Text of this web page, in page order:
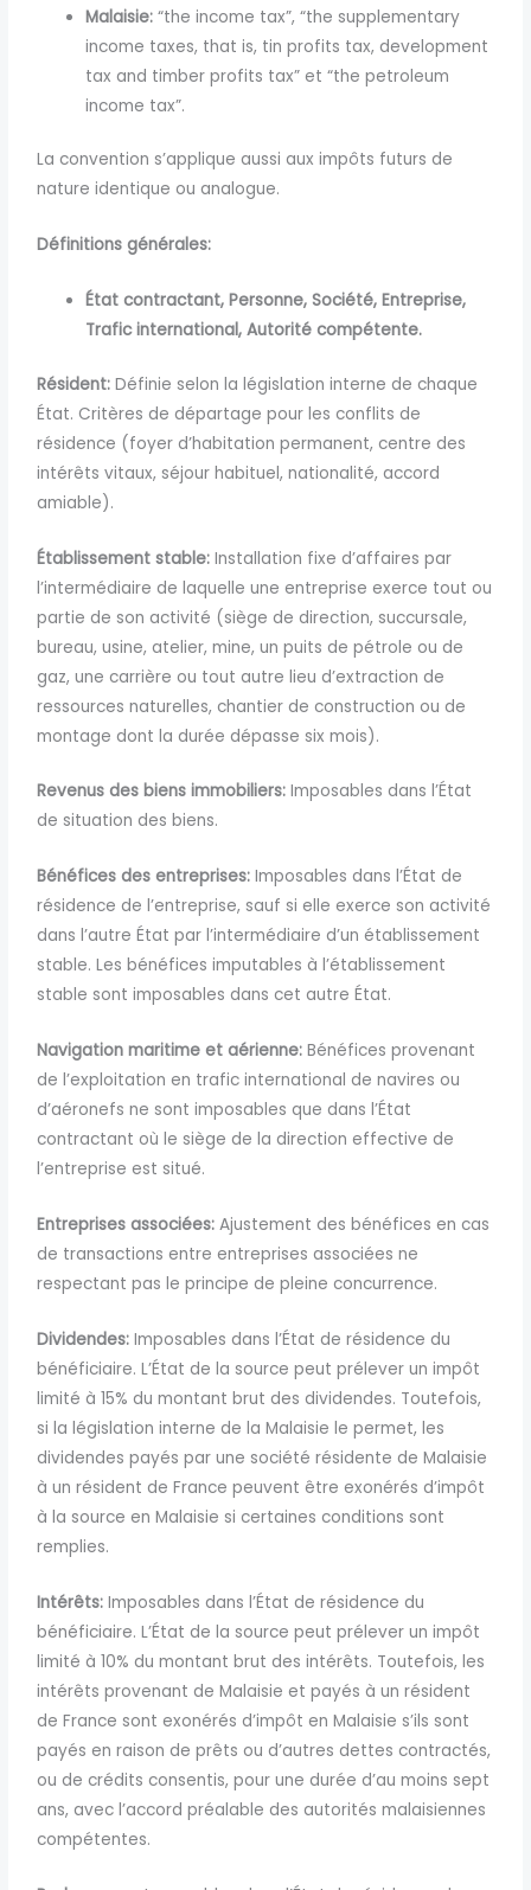
Malaisie: “the income tax”, “the supplementary
income taxes, that is, tin profits tax, development
tax and timber profits tax” et “the petroleum
income tax”.
La convention s’applique aussi aux impôts futurs de
nature identique ou analogue.
Définitions générales:
État contractant, Personne, Société, Entreprise,
Trafic international, Autorité compétente.
Résident: Définie selon la législation interne de chaque
État. Critères de départage pour les conflits de
résidence (foyer d’habitation permanent, centre des
intérêts vitaux, séjour habituel, nationalité, accord
amiable).
Établissement stable: Installation fixe d’affaires par
l’intermédiaire de laquelle une entreprise exerce tout ou
partie de son activité (siège de direction, succursale,
bureau, usine, atelier, mine, un puits de pétrole ou de
gaz, une carrière ou tout autre lieu d’extraction de
ressources naturelles, chantier de construction ou de
montage dont la durée dépasse six mois).
Revenus des biens immobiliers: Imposables dans l’État
de situation des biens.
Bénéfices des entreprises: Imposables dans l’État de
résidence de l’entreprise, sauf si elle exerce son activité
dans l’autre État par l’intermédiaire d’un établissement
stable. Les bénéfices imputables à l’établissement
stable sont imposables dans cet autre État.
Navigation maritime et aérienne: Bénéfices provenant
de l’exploitation en trafic international de navires ou
d’aéronefs ne sont imposables que dans l’État
contractant où le siège de la direction effective de
l’entreprise est situé.
Entreprises associées: Ajustement des bénéfices en cas
de transactions entre entreprises associées ne
respectant pas le principe de pleine concurrence.
Dividendes: Imposables dans l’État de résidence du
bénéficiaire. L’État de la source peut prélever un impôt
limité à 15% du montant brut des dividendes. Toutefois,
si la législation interne de la Malaisie le permet, les
dividendes payés par une société résidente de Malaisie
à un résident de France peuvent être exonérés d’impôt
à la source en Malaisie si certaines conditions sont
remplies.
Intérêts: Imposables dans l’État de résidence du
bénéficiaire. L’État de la source peut prélever un impôt
limité à 10% du montant brut des intérêts. Toutefois, les
intérêts provenant de Malaisie et payés à un résident
de France sont exonérés d’impôt en Malaisie s’ils sont
payés en raison de prêts ou d’autres dettes contractés,
ou de crédits consentis, pour une durée d’au moins sept
ans, avec l’accord préalable des autorités malaisiennes
compétentes.